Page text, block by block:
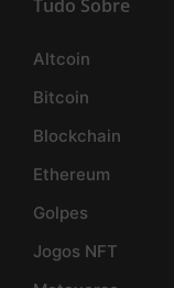
Tudo Sobre
Altcoin
Bitcoin
Blockchain
Ethereum
Golpes
Jogos NFT